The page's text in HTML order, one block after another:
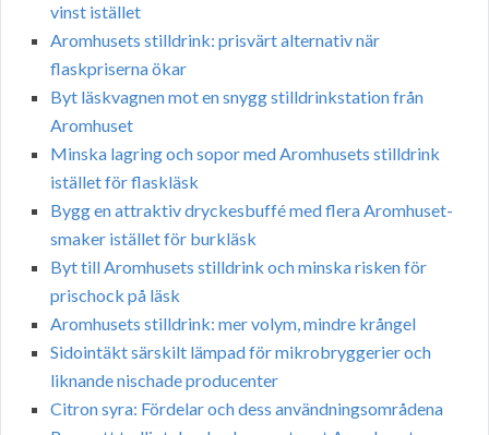
vinst istället
Aromhusets stilldrink: prisvärt alternativ när
flaskpriserna ökar
Byt läskvagnen mot en snygg stilldrinkstation från
Aromhuset
Minska lagring och sopor med Aromhusets stilldrink
istället för flaskläsk
Bygg en attraktiv dryckesbuffé med flera Aromhuset-
smaker istället för burkläsk
Byt till Aromhusets stilldrink och minska risken för
prischock på läsk
Aromhusets stilldrink: mer volym, mindre krångel
Sidointäkt särskilt lämpad för mikrobryggerier och
liknande nischade producenter
Citron syra: Fördelar och dess användningsområdena